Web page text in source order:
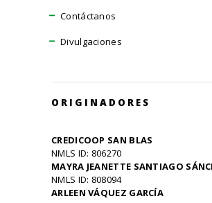
Contáctanos
Divulgaciones
ORIGINADORES
CREDICOOP SAN BLAS
NMLS ID: 806270
MAYRA JEANETTE SANTIAGO
NMLS ID: 808094
ARLEEN VÁQUEZ GARCÍA